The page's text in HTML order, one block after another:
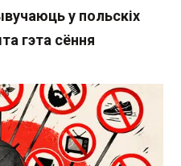
у польскіх
гэта сёння